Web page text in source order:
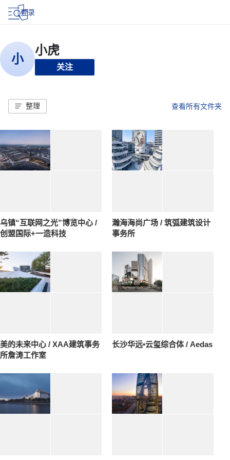
登录
关注
整理 查看所有文件夹
乌镇“互联网之光”博览中心 /
创盟国际+一造科技
瀚海海尚广场 / 筑弧建筑设计
事务所
美的未来中心 / XAA建筑事务
所詹涛工作室
长沙华远•云玺综合体 / Aedas